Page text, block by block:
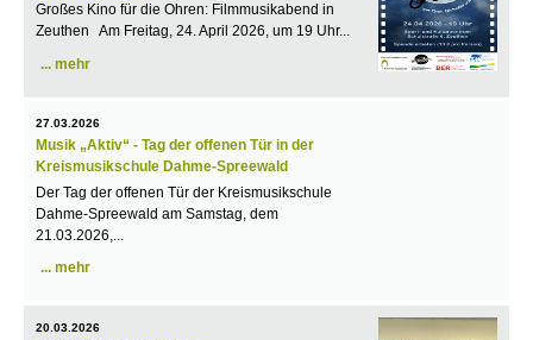
Großes Kino für die Ohren: Filmmusikabend in
Zeuthen Am Freitag, 24. April 2026, um 19 Uhr...
mehr
27.03.2026
Musik „Aktiv“ - Tag der offenen Tür in der
Kreismusikschule Dahme-Spreewald
Der Tag der offenen Tür der Kreismusikschule
Dahme-Spreewald am Samstag, dem
21.03.2026,...
mehr
20.03.2026